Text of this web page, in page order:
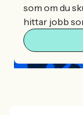
som om du
hittar jobb